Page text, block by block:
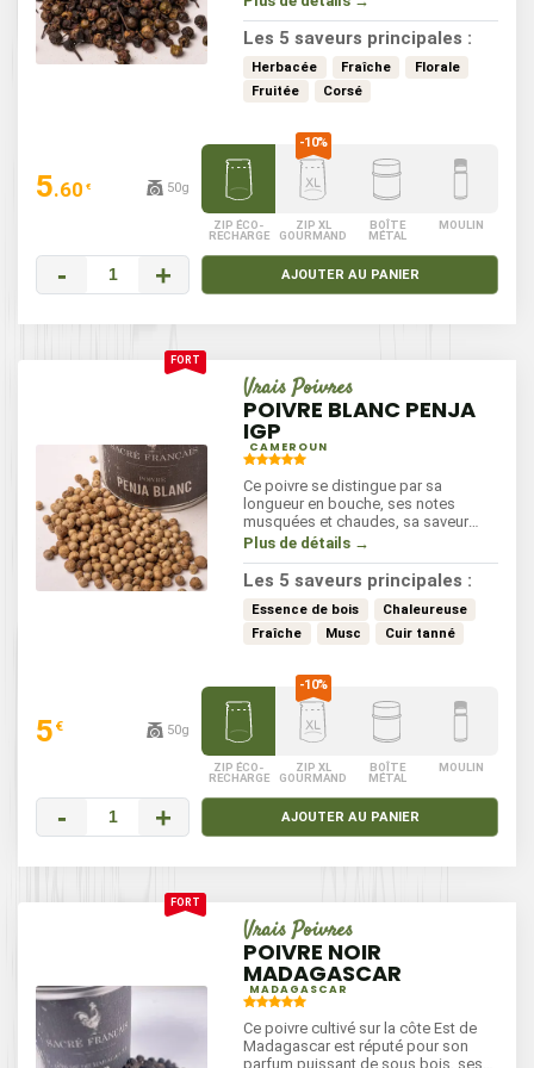
Les 5 saveurs principales :
Herbacée Fraîche
Florale
Fruitée
Corsé
5.60 € 50g
ZIP ÉCO-
RECHARGE
ZIP XL
GOURMAND
BOÎTE
MÉTAL
MOULIN
- + AJOUTER AU PANIER
Vrais Poivres
POIVRE BLANC PENJA
IGP
CAMEROUN
Ce poivre se distingue par sa
longueur en bouche, ses notes
musquées et chaudes, sa saveur
délicate, légèrement boisée et un
du Cameroun, il est cultivé sur des
sols volcaniques, ce qui lui confère
une qualité exceptionnelle. Parfait
pour rehausser vos plats de viandes
Plus de détails →
Les 5 saveurs principales :
Essence de bois
Chaleureuse
Fraîche
Musc Cuir tanné
5 € 50g
ZIP ÉCO-
RECHARGE
ZIP XL
GOURMAND
BOÎTE
MÉTAL
MOULIN
- + AJOUTER AU PANIER
Vrais Poivres
POIVRE NOIR
MADAGASCAR
MADAGASCAR
Ce poivre cultivé sur la côte Est de
Madagascar est réputé pour son
parfum puissant de sous bois, ses